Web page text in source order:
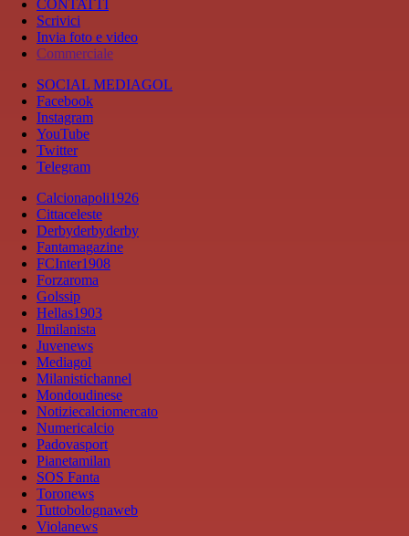
CONTATTI
Scrivici
Invia foto e video
Commerciale
SOCIAL MEDIAGOL
Facebook
Instagram
YouTube
Twitter
Telegram
Calcionapoli1926
Cittaceleste
Derbyderbyderby
Fantamagazine
FCInter1908
Forzaroma
Golssip
Hellas1903
Ilmilanista
Juvenews
Mediagol
Milanistichannel
Mondoudinese
Notiziecalciomercato
Numericalcio
Padovasport
Pianetamilan
SOS Fanta
Toronews
Tuttobolognaweb
Violanews